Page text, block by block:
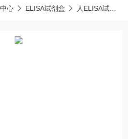
心 ELISA试剂盒 人ELISA试剂盒